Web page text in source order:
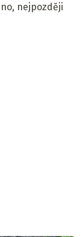
nejpozději